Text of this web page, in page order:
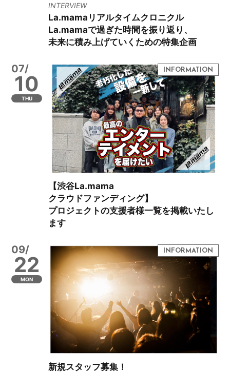
INTERVIEW
La.mamaリアルタイムクロニクル
La.mamaで過ぎた時間を振り返り、
未来に積み上げていくための特集企画
07/
10
THU
【渋谷La.mama
クラウドファンディング】
プロジェクトの支援者様一覧を掲載いたし
ます
09/
22
MON
新規スタッフ募集！